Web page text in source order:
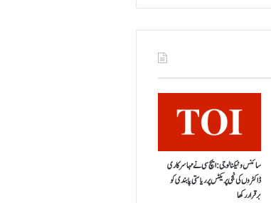
سائنس و ٹیکنالوجی: ایچ سی نے مہا سرکاری
ڈاکٹروں کی نجی پریکٹس پر ریاستی پابندی کو
برقرار رکھا